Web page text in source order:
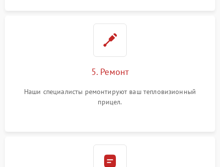
5. Ремонт
Наши специалисты ремонтируют ваш тепловизионный
прицел.